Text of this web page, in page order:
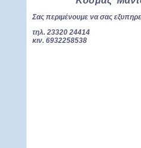
Σας περιμένουμε να σας
τηλ. 23320 24414
κιν. 6932258538